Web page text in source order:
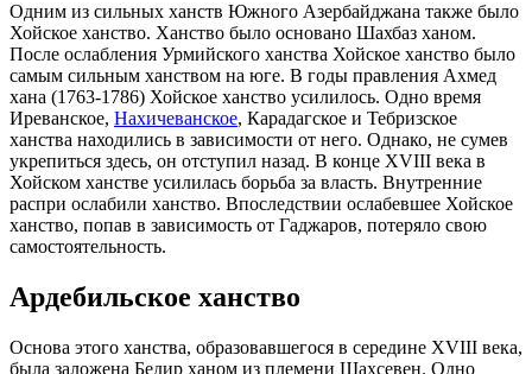
Одним из сильных ханств Южного Азербайджана также было
Хойское ханство. Ханство было основано Шахбаз ханом.
После ослабления Урмийского ханства Хойское ханство было
самым сильным ханством на юге. В годы правления Ахмед
хана (1763-1786) Хойское ханство усилилось. Одно время
Иреванское, Нахичеванское, Карадагское и Тебризское
ханства находились в зависимости от него. Однако, не сумев
укрепиться здесь, он отступил назад. В конце XVIII века в
Хойском ханстве усилилась борьба за власть. Внутренние
распри ослабили ханство. Впоследствии ослабевшее Хойское
ханство, попав в зависимость от Гаджаров, потеряло свою
самостоятельность.
Ардебильское ханство
Основа этого ханства, образовавшегося в середине XVIII века,
была заложена Бедир ханом из племени Шахсевен. Одно